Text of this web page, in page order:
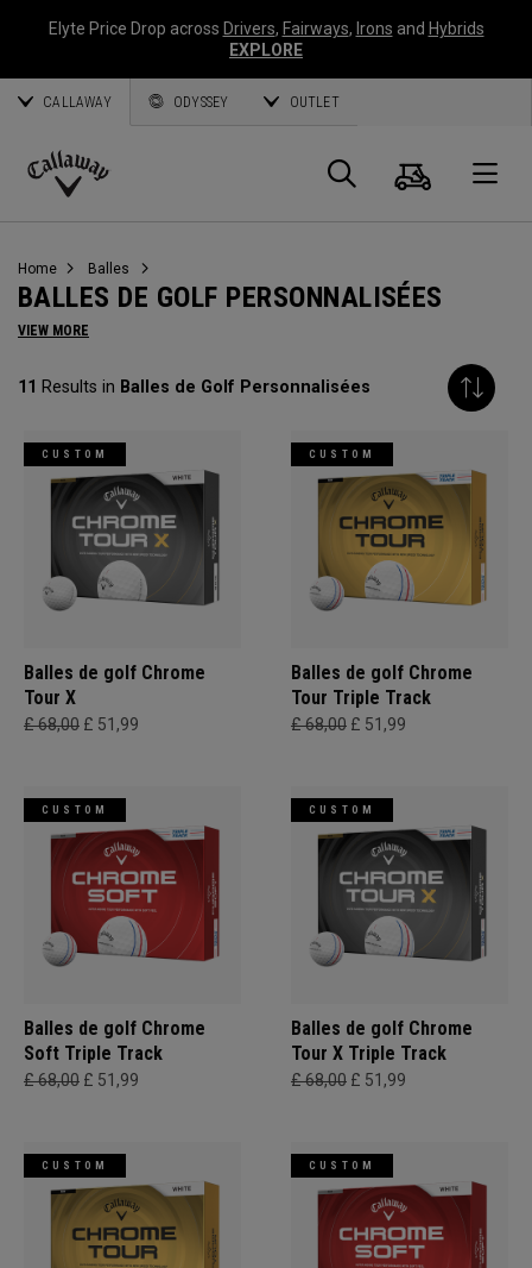
Elyte Price Drop across Drivers, Fairways, Irons and Hybrids
EXPLORE
CALLAWAY ODYSSEY OUTLET
Callaway
Panier
Home Balles
BALLES DE GOLF PERSONNALISÉES
VIEW MORE
11 Results in Balles de Golf Personnalisées
CUSTOM
Balles de golf Chrome
Tour X
£ 68,00 £ 51,99
CUSTOM
Balles de golf Chrome
Tour Triple Track
£ 68,00 £ 51,99
CUSTOM
Balles de golf Chrome
Soft Triple Track
£ 68,00 £ 51,99
CUSTOM
Balles de golf Chrome
Tour X Triple Track
£ 68,00 £ 51,99
CUSTOM CUSTOM